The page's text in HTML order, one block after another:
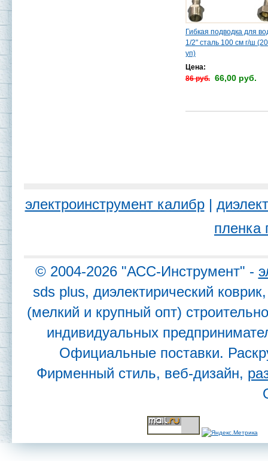
Гибкая подводка для
1/2" сталь 100 см г/ш
уп)
Цена:
86 руб. 66,00 руб.
электроинструмент калибр|
пленка
© 2004-2026 "АСС-Инструмент" -
sds plus, диэлектирический
(мелкий и крупный опт)
индивидуальных
Официальные поставки.
Фирменный стиль, веб-дизайн,